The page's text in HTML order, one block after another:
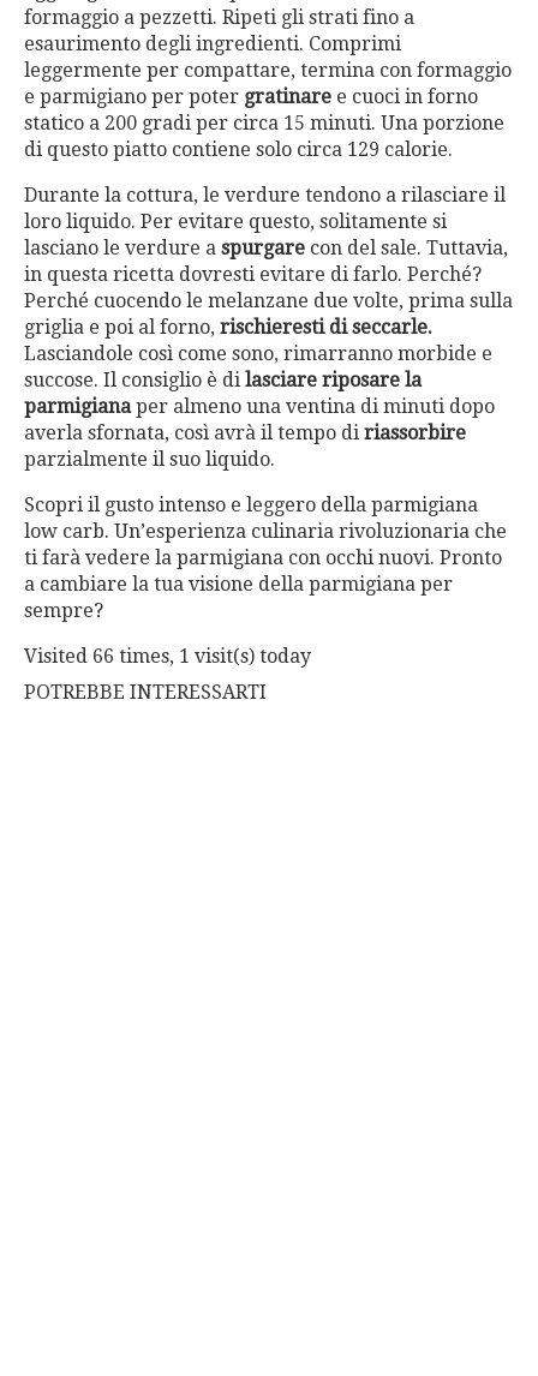
formaggio a pezzetti. Ripeti gli strati fino a
esaurimento degli ingredienti. Comprimi
leggermente per compattare, termina con formaggio
e parmigiano per poter gratinare e cuoci in forno
statico a 200 gradi per circa 15 minuti. Una porzione
di questo piatto contiene solo circa 129 calorie.
Durante la cottura, le verdure tendono a rilasciare il
loro liquido. Per evitare questo, solitamente si
lasciano le verdure a spurgare con del sale. Tuttavia,
in questa ricetta dovresti evitare di farlo. Perché?
Perché cuocendo le melanzane due volte, prima sulla
griglia e poi al forno, rischieresti di seccarle.
Lasciandole così come sono, rimarranno morbide e
succose. Il consiglio è di lasciare riposare la
parmigianaper almeno una ventina di minuti dopo
averla sfornata, così avrà il tempo di riassorbire
parzialmente il suo liquido.
Scopri il gusto intenso e leggero della parmigiana
low carb. Un’esperienza culinaria rivoluzionaria che
ti farà vedere la parmigiana con occhi nuovi. Pronto
a cambiare la tua visione della parmigiana per
sempre?
Visited 66 times, 1 visit(s) today
POTREBBE INTERESSARTI